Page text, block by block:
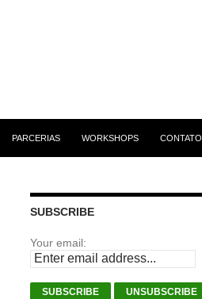
PARCERIAS WORKSHOPS CONTATO
SUBSCRIBE
Your email: